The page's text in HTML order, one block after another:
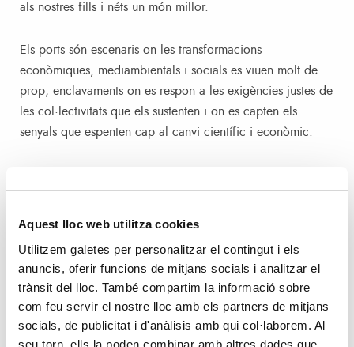
Aquest lloc web utilitza cookies
Utilitzem galetes per personalitzar el contingut i els
anuncis, oferir funcions de mitjans socials i analitzar el
trànsit del lloc. També compartim la informació sobre
com feu servir el nostre lloc amb els partners de mitjans
socials, de publicitat i d'anàlisis amb qui col·laborem. Al
seu torn, ells la poden combinar amb altres dades que
als nostres fills i néts un món millor.
Els ports són escenaris on les transformacions
econòmiques, mediambientals i socials es viuen molt de
prop; enclavaments on es respon a les exigències justes de
les col·lectivitats que els sustenten i on es capten els
senyals que espenten cap al canvi científic i econòmic.
“Gandia” i el de “Sagunt”. “El Port de Forges” és una
volgut repassar 50 anys de creativitat, de brillantor
intel·lectual, de bon humor, de sàtira i de tendresa d’un
dels grans creadors i “dibuixants” de la realitat espanyola,